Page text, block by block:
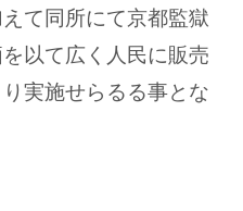
て同所にて京都監獄
以て広く人民に販売
実施せらるる事とな